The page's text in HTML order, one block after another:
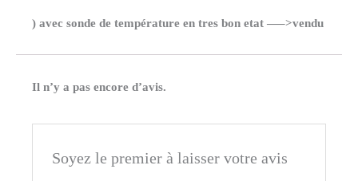
) avec sonde de température en tres bon etat —–>vendu
Il n’y a pas encore d’avis.
Soyez le premier à laisser votre avis